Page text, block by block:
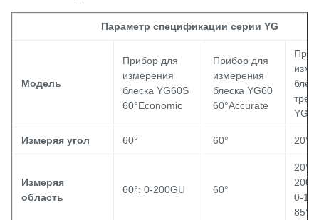
Параметр спецификации серии YG
Модель
Прибор для
измерения
блеска YG60S
60°Economic
Прибор для
измерения
блеска YG60
60°Accurate
Измеряя угол 60° 60° 20°
Измеряя
область
60°: 0-200GU 60°
20°:
0-
85°: